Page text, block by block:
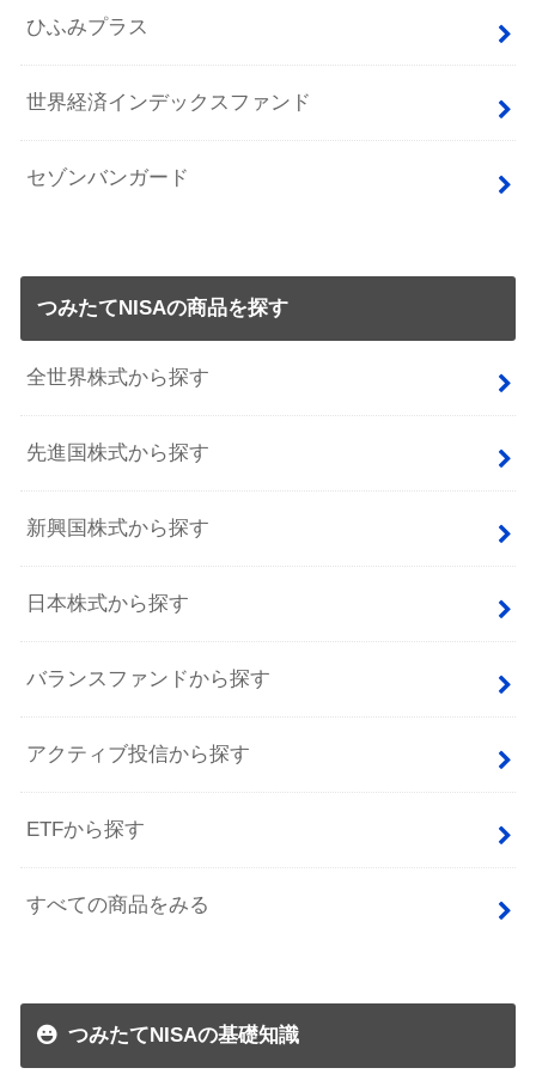
ひふみプラス
世界経済インデックスファンド
セゾンバンガード
つみたてNISAの商品を探す
全世界株式から探す
先進国株式から探す
新興国株式から探す
日本株式から探す
バランスファンドから探す
アクティブ投信から探す
ETFから探す
すべての商品をみる
つみたてNISAの基礎知識